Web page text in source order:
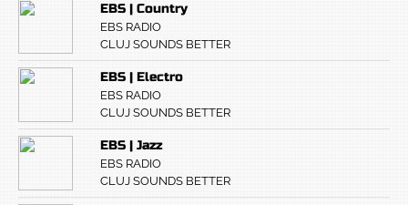
EBS | Country
EBS RADIO
CLUJ SOUNDS BETTER
EBS | Electro
EBS RADIO
CLUJ SOUNDS BETTER
EBS | Jazz
EBS RADIO
CLUJ SOUNDS BETTER